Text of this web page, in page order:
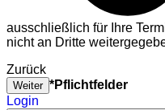
ausschließlich für Ihre
nicht an Dritte
Zurück
Weiter *Pflichtfelder
Login